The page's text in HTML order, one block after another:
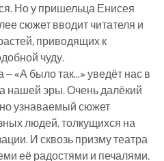
Но у пришельца Енисея
сюжет вводит читателя и
приводящих к
чуду.
«А было так…» уведёт нас в
нашей эры. Очень далёкий
узнаваемый сюжет
людей, толкущихся на
И сквозь призму театра
её радостями и печалями.